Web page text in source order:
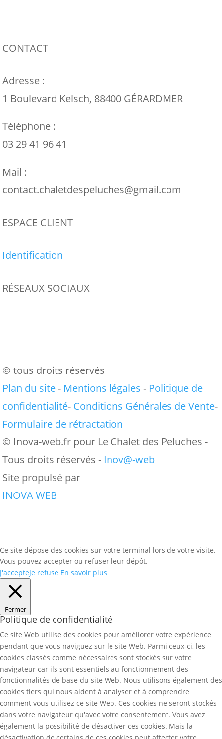
CONTACT
Adresse :
1 Boulevard Kelsch, 88400 GÉRARDMER
Téléphone :
03 29 41 96 41
Mail :
contact.chaletdespeluches@gmail.com
ESPACE CLIENT
Identification
RÉSEAUX SOCIAUX
© tous droits réservés
Plan du site- Mentions légales - Politique de
confidentialité- Conditions Générales de Vente-
Formulaire de rétractation
© Inova-web.fr pour Le Chalet des Peluches -
Tous droits réservés - Inov@-web
Site propulsé par
INOVA WEB
Ce site dépose des cookies sur votre terminal lors de votre visite.
Vous pouvez accepter ou refuser leur dépôt.
J'accepteJe refuse En savoir plus
Fermer
Politique de confidentialité
Ce site Web utilise des cookies pour améliorer votre expérience
pendant que vous naviguez sur le site Web. Parmi ceux-ci, les
cookies classés comme nécessaires sont stockés sur votre
navigateur car ils sont essentiels au fonctionnement des
fonctionnalités de base du site Web. Nous utilisons également des
cookies tiers qui nous aident à analyser et à comprendre
comment vous utilisez ce site Web. Ces cookies ne seront stockés
dans votre navigateur qu'avec votre consentement. Vous avez
également la possibilité de désactiver ces cookies. Mais la